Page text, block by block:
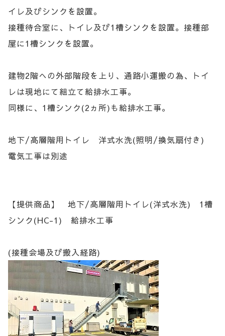
イレ及びシンクを設置。
接種待合室に、トイレ及び1槽シンクを設置。接種部
屋に1槽シンクを設置。
建物2階への外部階段を上り、通路小運搬の為、トイ
レは現地にて組立て給排水工事。
同様に、1槽シンク(2ヵ所)も給排水工事。
地下/高層階用トイレ 洋式水洗(照明/換気扇付き)
電気工事は別途
【提供商品】 地下/高層階用トイレ(洋式水洗) 1槽
シンク(HC-1) 給排水工事
(接種会場及び搬入経路)